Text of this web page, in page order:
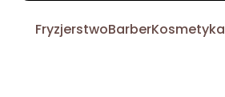
FryzjerstwoBarberKosmetyka